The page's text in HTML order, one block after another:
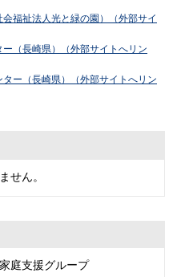
福祉法人光と緑の園）（外部サイ
（長崎県）（外部サイトへリン
ー（長崎県）（外部サイトへリン
せん。
庭支援グループ